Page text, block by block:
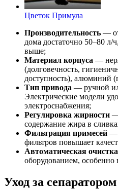
Цветок Примула
Производительность —
дома достаточно 50–80
выше;
Материал корпуса —
(долговечность,
доступность), алюминий
Тип привода — ручной
Электрические модели
электроснабжения;
Регулировка жирности —
содержание жира в
Фильтрация примесей —
фильтров повышает
Автоматическая очистка
оборудованием,
Уход за сепаратором